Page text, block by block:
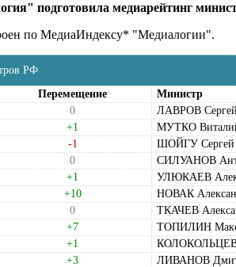
подготовила медиарейтинг
по МедиаИндексу* "Медиалогии".
РФ
Перемещение
Министр
0
ЛАВРОВ
+1
МУТКО
-1
ШОЙГУ Сергей
0
СИЛУАНОВ
+1
УЛЮКАЕВ
+10
НОВАК
0
ТКАЧЕВ
+7
ТОПИЛИН
+1
КОЛОКОЛЬЦЕВ
+3 ЛИВАНОВ